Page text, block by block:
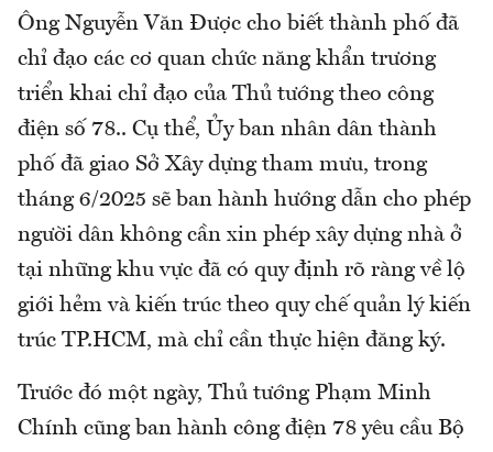
Ông Nguyễn Văn Được cho biết thành phố đã
chỉ đạo các cơ quan chức năng khẩn trương
triển khai chỉ đạo của Thủ tướng theo công
điện số 78.. Cụ thể, Ủy ban nhân dân thành
phố đã giao Sở Xây dựng tham mưu, trong
tháng 6/2025 sẽ ban hành hướng dẫn cho phép
người dân không cần xin phép xây dựng nhà ở
tại những khu vực đã có quy định rõ ràng về lộ
giới hẻm và kiến trúc theo quy chế quản lý kiến
trúc TP.HCM, mà chỉ cần thực hiện đăng ký.
Trước đó một ngày, Thủ tướng Phạm Minh
Chính cũng ban hành công điện 78 yêu cầu Bộ